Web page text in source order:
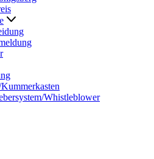
Whistleblower